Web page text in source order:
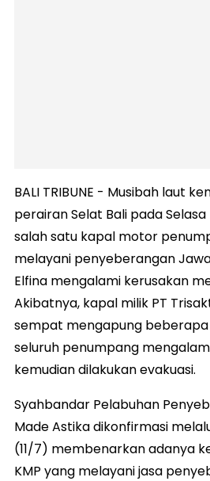
BALI TRIBUNE - Musibah laut
perairan Selat Bali pada Selasa
salah satu kapal motor
melayani penyeberangan
Elfina mengalami kerusakan
Akibatnya, kapal milik PT
sempat mengapung
seluruh penumpang
kemudian dilakukan evakuasi.
Syahbandar Pelabuhan
Made Astika dikonfirmasi
(11/7) membenarkan adanya
KMP yang melayani jasa